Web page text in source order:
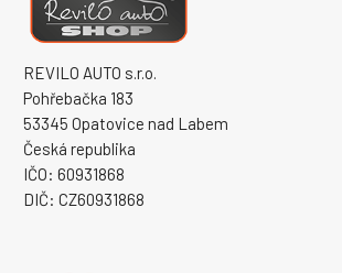
REVILO AUTO s.r.o.
Pohřebačka 183
53345 Opatovice nad Labem
Česká republika
IČO: 60931868
DIČ: CZ60931868